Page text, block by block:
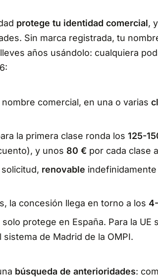
protege tu identidad comercial,
Sin marca registrada, tu
años usándolo: cualquiera
comercial, en una o varias
la primera clase ronda los 125-
y unos 80 € por cada clase
renovable
la concesión llega en torno a los
protege en España. Para la UE
de Madrid de la OMPI.
búsqueda de anterioridades: